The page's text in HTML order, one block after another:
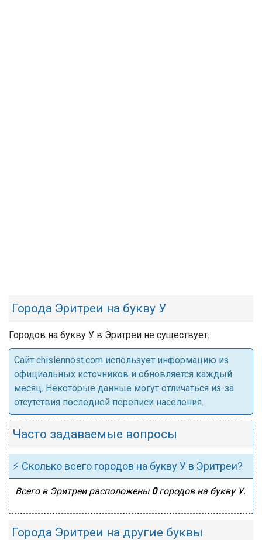
Города Эритреи на букву У
Городов на букву У в Эритреи не существует.
Cайт chislennost.com использует информацию из
официальных источников и обновляется каждый
месяц. Некоторые данные могут отличаться из-за
отсутствия последней переписи населения.
Часто задаваемые вопросы
⚡ Сколько всего городов на букву У в Эритреи?
Всего в Эритреи расположены 0городов на букву У.
Города Эритреи на другие буквы